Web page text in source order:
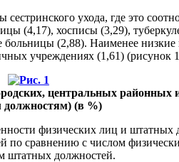
ухода, где это
(4,17), хосписы (3,29),
(2,88). Наименее низкие
учреждениях (1,61) (рисунок
центральных
должностям) (в %)
физических лиц и штатных
сравнению с числом
штатных должностей.